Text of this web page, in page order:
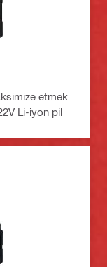
etmek
Li-iyon pil